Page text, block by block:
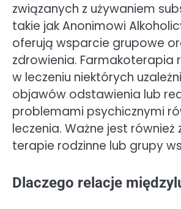
związanych z używaniem
takie jak Anonimowi
oferują wsparcie grupowe
zdrowienia. Farmakoterapia
w leczeniu niektórych
objawów odstawienia lub
problemami psychicznymi
leczenia. Ważne jest
terapie rodzinne lub grupy
Dlaczego relacje